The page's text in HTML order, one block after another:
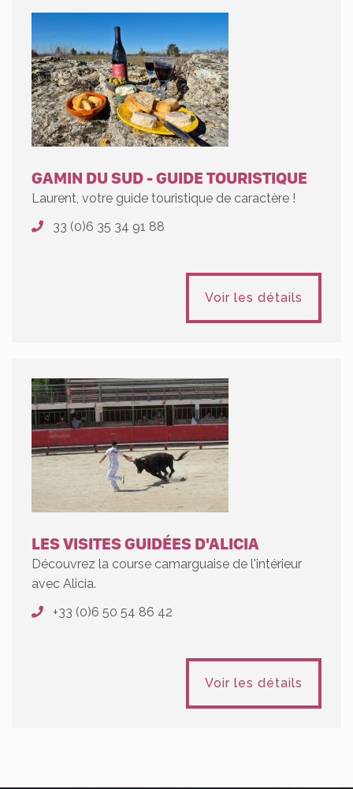
GAMIN DU SUD - GUIDE TOURISTIQUE
Laurent, votre guide touristique de caractère !
33 (0)6 35 34 91 88
Voir les détails
LES VISITES GUIDÉES D'ALICIA
Découvrez la course camarguaise de l'intérieur
avec Alicia.
+33 (0)6 50 54 86 42
Voir les détails